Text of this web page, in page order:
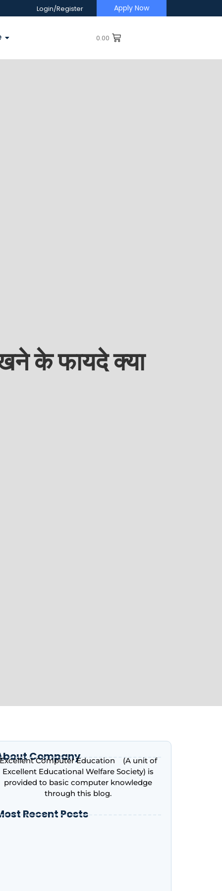
Login/Register Apply Now
0.00
के फायदे क्या
Company
Computer Education (A unit of
Excellent Educational Welfare Society) is
provided to basic computer knowledge
through this blog.
Recent Posts